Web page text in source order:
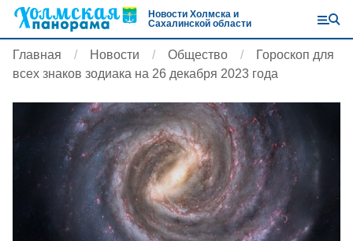
Новости Холмска и
Сахалинской области
Главная Новости Общество
Гороскоп для
всех знаков зодиака на 26 декабря 2023 года